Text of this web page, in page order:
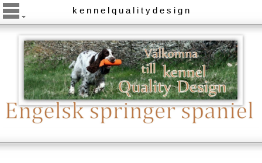
k e n n e l q u a l i t y d e s i g n